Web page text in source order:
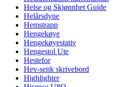
Helse og Skjønnhet Guide
Helårsdyne
Hemstrapp
Hengekøye
Hengekøyestativ
Hengestol Ute
Hestefor
Hev-senk skrivebord
Highlighter